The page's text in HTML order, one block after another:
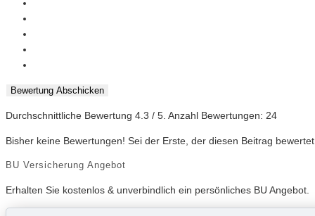
Bewertung Abschicken
Durchschnittliche Bewertung 4.3 / 5. Anzahl Bewertungen: 24
Bisher keine Bewertungen! Sei der Erste, der diesen Beitrag
BU Versicherung Angebot
Erhalten Sie kostenlos & unverbindlich ein persönliches BU Angebot.